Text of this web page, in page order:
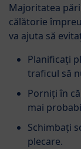
Majoritatea
călătorie
va ajuta să
Planificați
traficul să
Porniți în
mai
Schimbați
plecare.